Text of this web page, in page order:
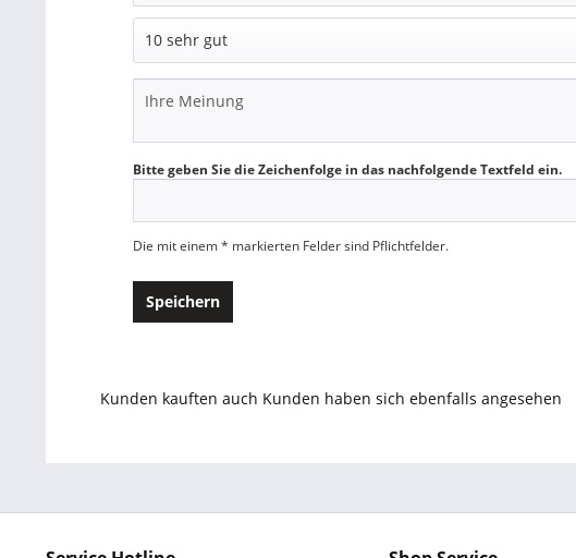
Bitte geben Sie die Zeichenfolge in das nachfolgende Textfeld ein.
Die mit einem * markierten Felder sind Pflichtfelder.
Speichern
Kunden kauften auch Kunden haben sich ebenfalls angesehen